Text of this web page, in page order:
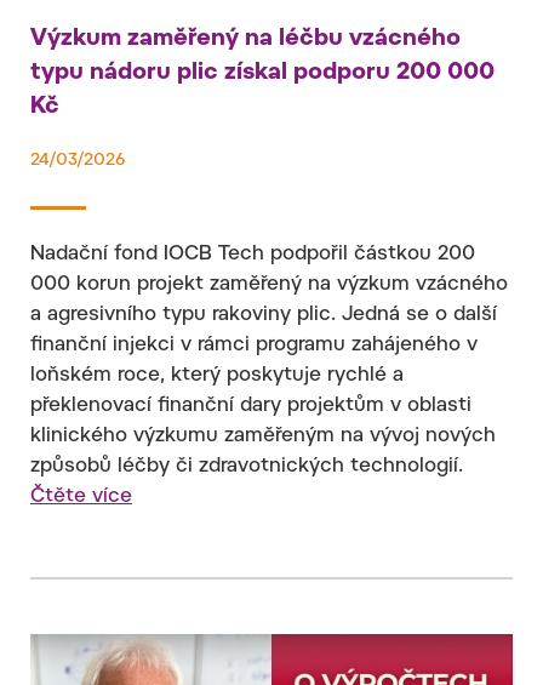
Výzkum zaměřený na léčbu vzácného
typu nádoru plic získal podporu 200 000
Kč
24/03/2026
Nadační fond IOCB Tech podpořil částkou 200
000 korun projekt zaměřený na výzkum vzácného
a agresivního typu rakoviny plic. Jedná se o další
finanční injekci v rámci programu zahájeného v
loňském roce, který poskytuje rychlé a
překlenovací finanční dary projektům v oblasti
klinického výzkumu zaměřeným na vývoj nových
způsobů léčby či zdravotnických technologií.
Čtěte více